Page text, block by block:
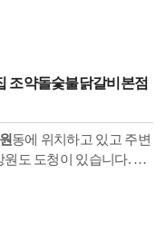
조약돌숯불닭갈비 본점
동에 위치하고 있고 주변
원도 도청이 있습니다. 오